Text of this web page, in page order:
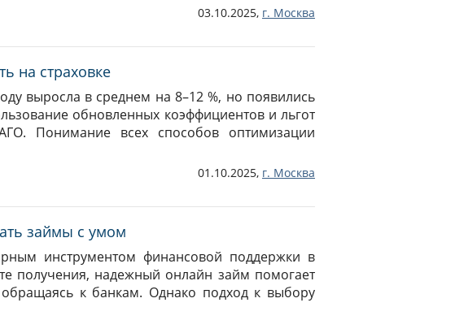
03.10.2025, г. Москва
на страховке
выросла в среднем на 8–12 %, но появились
обновленных коэффициентов и льгот
Понимание всех способов оптимизации
01.10.2025, г. Москва
займы с умом
инструментом финансовой поддержки в
получения, надежный онлайн займ помогает
к банкам. Однако подход к выбору